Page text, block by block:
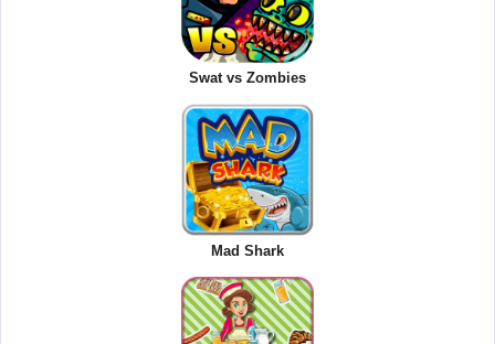
Swat vs Zombies
Mad Shark